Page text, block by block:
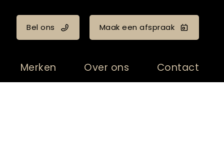
Bel ons Maak een afspraak
Merken Over ons Contact